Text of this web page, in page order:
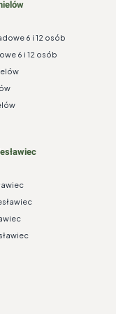
6 i 12 osób
6 i 12 osób